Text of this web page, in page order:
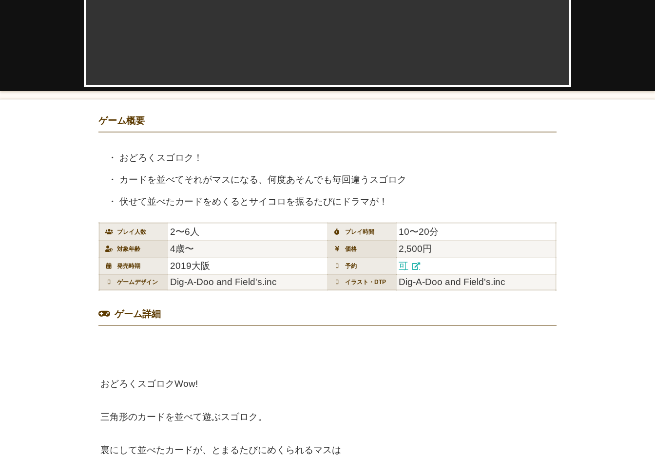
ゲーム概要
おどろくスゴロク！
カードを並べてそれがマスになる、何度あそんでも毎回違うスゴロク
伏せて並べたカードをめくるとサイコロを振るたびにドラマが！
プレイ人数 2〜6人 プレイ時間 10〜20分
対象年齢 4歳〜 価格 2,500円
発売時期 2019大阪 予約 可
ゲームデザイン Dig-A-Doo and Field's.inc イラスト・DTP Dig-A-Doo and Field's.inc
ゲーム詳細
おどろくスゴロクWow!
三角形のカードを並べて遊ぶスゴロク。
裏にして並べたカードが、とまるたびにめくられるマスは